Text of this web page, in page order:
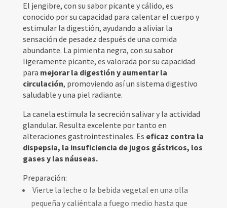
El jengibre, con su sabor picante y cálido, es
conocido por su capacidad para calentar el cuerpo y
estimular la digestión, ayudando a aliviar la
sensación de pesadez después de una comida
abundante. La pimienta negra, con su sabor
ligeramente picante, es valorada por su capacidad
para mejorar la digestión y aumentar la
circulación, promoviendo así un sistema digestivo
saludable y una piel radiante.
La canela estimula la secreción salivar y la actividad
glandular. Resulta excelente por tanto en
alteraciones gastrointestinales. Es eficaz contra la
dispepsia, la insuficiencia de jugos gástricos, los
gases y las náuseas.
Preparación:
Vierte la leche o la bebida vegetal en una olla
pequeña y caliéntala a fuego medio hasta que